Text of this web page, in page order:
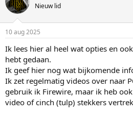
o
h
o
o
g
Nieuw lid
10 aug 2025
Ik lees hier al heel wat opties en
hebt gedaan.
Ik geef hier nog wat bijkomende
Ik zet regelmatig videos over naar
gebruik ik Firewire, maar ik heb
video of cinch (tulp) stekkers